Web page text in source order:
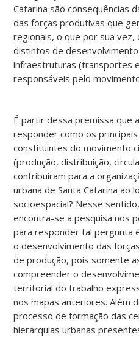
Catarina são consequências
das forças produtivas que
regionais, o que por sua
distintos de
infraestruturas (transportes
responsáveis pelo
É partir dessa premissa que
responder como os
constituintes do movimento
(produção, distribuição,
contribuíram para a
urbana de Santa Catarina ao
socioespacial? Nesse
encontra-se a pesquisa nos
para responder tal pergunta
o desenvolvimento das
de produção, pois somente
compreender o
territorial do trabalho
nos mapas anteriores. Além
processo de formação das
hierarquias urbanas